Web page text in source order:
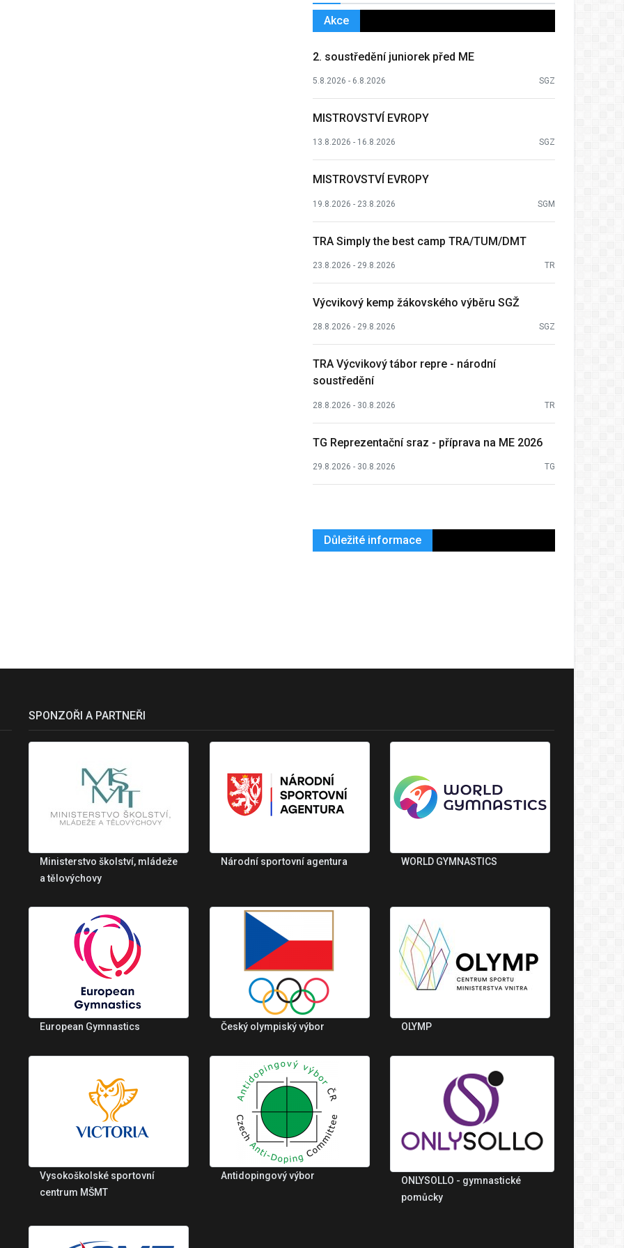
Akce
2. soustředění juniorek před ME
5.8.2026 - 6.8.2026 SGZ
MISTROVSTVÍ EVROPY
13.8.2026 - 16.8.2026 SGZ
MISTROVSTVÍ EVROPY
19.8.2026 - 23.8.2026 SGM
TRA Simply the best camp TRA/TUM/DMT
23.8.2026 - 29.8.2026 TR
Výcvikový kemp žákovského výběru SGŽ
28.8.2026 - 29.8.2026 SGZ
TRA Výcvikový tábor repre - národní
soustředění
28.8.2026 - 30.8.2026 TR
TG Reprezentační sraz - příprava na ME 2026
29.8.2026 - 30.8.2026 TG
Důležité informace
SPONZOŘI A PARTNEŘI
Ministerstvo školství, mládeže
a tělovýchovy
Národní sportovní agentura WORLD GYMNASTICS
European Gymnastics Český olympiský výbor OLYMP
Vysokoškolské sportovní
centrum MŠMT
Antidopingový výbor
ONLYSOLLO - gymnastické
pomůcky